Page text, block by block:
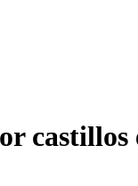
castillos